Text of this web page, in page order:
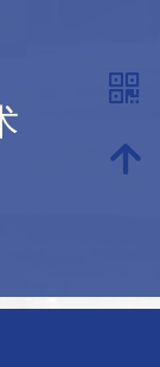
낃
녕